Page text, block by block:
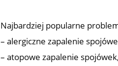
Najbardziej popularne
– alergiczne zapalenie
– atopowe zapalenie spojówek,